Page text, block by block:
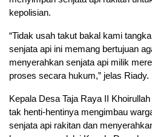
kepolisian.
“Tidak usah takut bakal kami
senjata api ini memang bertujuan
menyerahkan senjata api milik
proses secara hukum,” jelas Riady.
Kepala Desa Taja Raya II
tak henti-hentinya mengimbau
senjata api rakitan dan